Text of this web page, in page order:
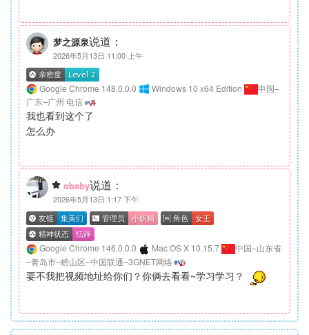
梦之源泉说道：
2026年5月13日 11:00 上午
Google Chrome 148.0.0.0 Windows 10 x64 Edition
中国–
广东–广州 电信
我也看到这个了
怎么办
obaby说道：
2026年5月13日 1:17 下午
Google Chrome 146.0.0.0 Mac OS X 10.15.7
中国–山东省
–青岛市–崂山区–中国联通–3GNET网络
要不我把视频地址给你们？你俩去看看~学习学习？